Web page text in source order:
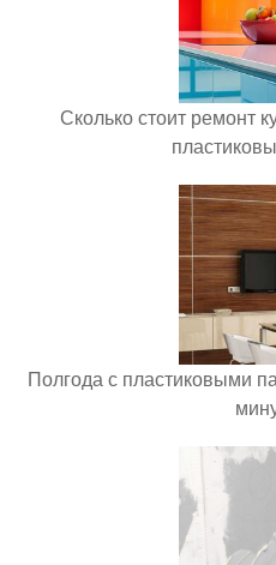
Сколько стоит ремонт
Полгода с пластиковыми